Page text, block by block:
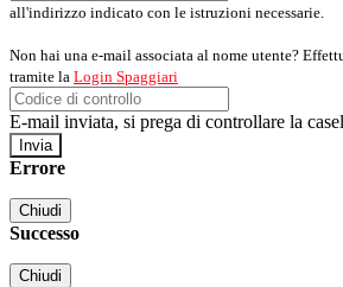
all'indirizzo indicato con le istruzioni necessarie.
Non hai una e-mail associata al nome utente?
tramite la Login Spaggiari
E-mail inviata, si prega di controllare la
Errore
Chiudi
Successo
Chiudi